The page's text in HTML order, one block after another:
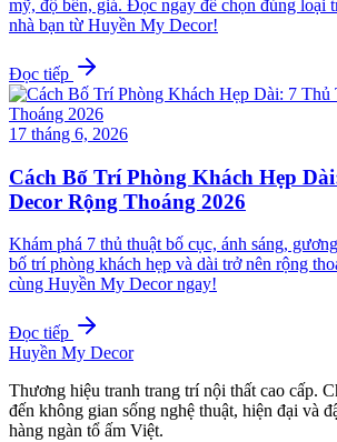
mỹ, độ bền, giá. Đọc ngay để chọn đúng loại
nhà bạn từ Huyền My Decor!
Đọc tiếp
17 tháng 6, 2026
Cách Bố Trí Phòng Khách Hẹp
Decor Rộng Thoáng 2026
Khám phá 7 thủ thuật bố cục, ánh sáng,
bố trí phòng khách hẹp và dài trở nên rộng
cùng Huyền My Decor ngay!
Đọc tiếp
Huyền My Decor
Thương hiệu tranh trang trí nội thất cao cấp.
đến không gian sống nghệ thuật, hiện đại và
hàng ngàn tổ ấm Việt.